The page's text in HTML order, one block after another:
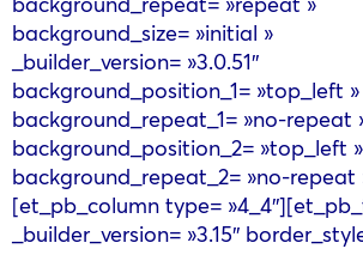
background_size= »initial »
_builder_version= »3.0.51″
background_position_1= »top_left »
background_repeat_1= »no-repeat
background_position_2= »top_left »
background_repeat_2= »no-repeat
[et_pb_column type=
_builder_version= »3.15″